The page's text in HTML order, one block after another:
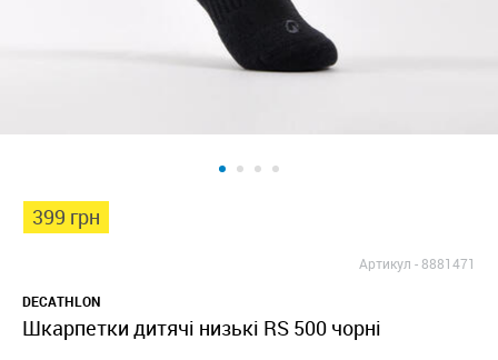
399 грн
Артикул -8881471
DECATHLON
Шкарпетки дитячі низькі RS 500 чорні